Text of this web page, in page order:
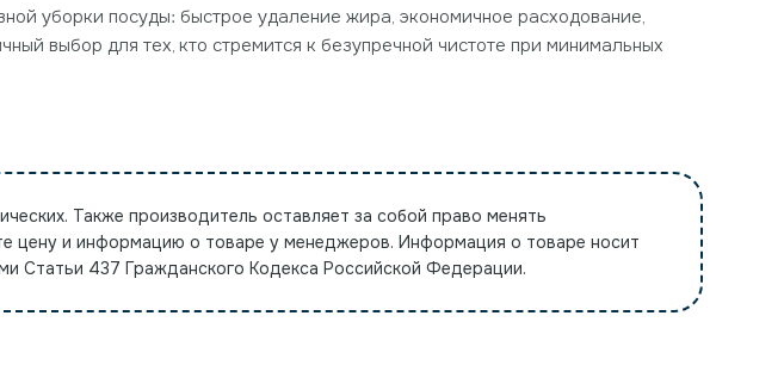
уборки посуды: быстрое удаление жира, экономичное расходование,
выбор для тех, кто стремится к безупречной чистоте при минимальных
Также производитель оставляет за собой право менять
цену и информацию о товаре у менеджеров. Информация о товаре носит
Статьи 437 Гражданского Кодекса Российской Федерации.